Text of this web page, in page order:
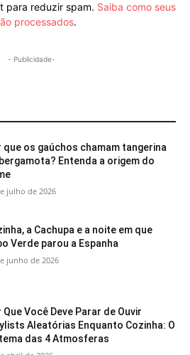
para reduzir spam. Saiba como seus
processados.
- Publicidade-
que os gaúchos chamam tangerina
Entenda a origem do
julho de 2026
a Cachupa e a noite em que
Verde parou a Espanha
junho de 2026
Que Você Deve Parar de Ouvir
Aleatórias Enquanto Cozinha: O
das 4 Atmosferas